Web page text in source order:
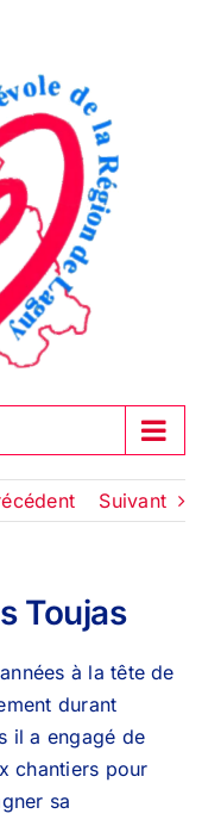
Suivant
Toujas
à la tête de
durant
il a engagé de
chantiers pour
sa